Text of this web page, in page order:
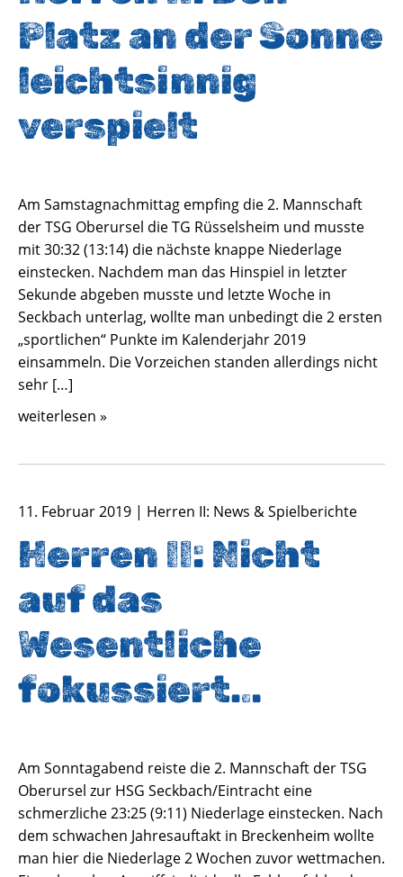
Platz an der Sonne
leichtsinnig
verspielt
Am Samstagnachmittag empfing die 2. Mannschaft
der TSG Oberursel die TG Rüsselsheim und musste
mit 30:32 (13:14) die nächste knappe Niederlage
einstecken. Nachdem man das Hinspiel in letzter
Sekunde abgeben musste und letzte Woche in
Seckbach unterlag, wollte man unbedingt die 2 ersten
„sportlichen“ Punkte im Kalenderjahr 2019
einsammeln. Die Vorzeichen standen allerdings nicht
sehr […]
weiterlesen »
11. Februar 2019 | Herren II: News & Spielberichte
Herren II: Nicht
auf das
Wesentliche
fokussiert…
Am Sonntagabend reiste die 2. Mannschaft der TSG
Oberursel zur HSG Seckbach/Eintracht eine
schmerzliche 23:25 (9:11) Niederlage einstecken. Nach
dem schwachen Jahresauftakt in Breckenheim wollte
man hier die Niederlage 2 Wochen zuvor wettmachen.